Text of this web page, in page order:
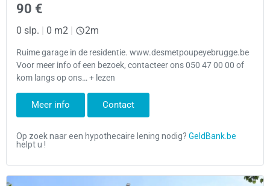
90 €
0 slp. | 0 m2 | 2m
Ruime garage in de residentie. www.desmetpoupeyebrugge.be
Voor meer info of een bezoek, contacteer ons 050 47 00 00 of
kom langs op ons… + lezen
Meer info Contact